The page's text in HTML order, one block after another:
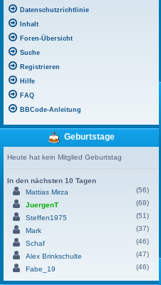
Datenschutzrichtlinie
Inhalt
Foren-Übersicht
Suche
Registrieren
Hilfe
FAQ
BBCode-Anleitung
Geburtstage
Heute hat kein Mitglied Geburtstag
In den nächsten 10 Tagen
Mattias Mirza
(56)
JuergenT
(68)
Steffen1975
(51)
Mark
(37)
Schaf
(46)
Alex Brinkschulte
(47)
Fabe_19
(46)